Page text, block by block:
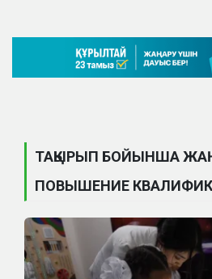
ТАҚЫРЫП БОЙЫНША
ПОВЫШЕНИЕ